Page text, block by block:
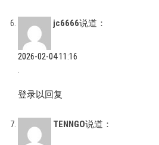
jc6666说道：
2026-02-04 11:16
.
登录以回复
TENNGO说道：